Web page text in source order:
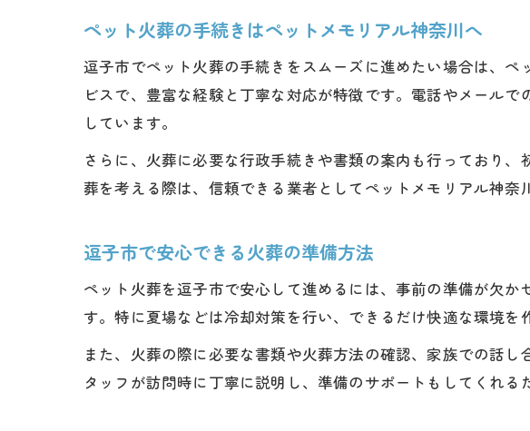
亡くなった
逗子市のペ
火葬までの準備
火葬までの
逗子市でス
正しいペット火
逗子市で後
ペット火葬
流れを把握
ペット火葬の手続きはペットメモリアル神奈川へ
逗子市でペット火葬の手続きをスムーズに進めたい場合は、
ビスで、豊富な経験と丁寧な対応が特徴です。電話やメール
しています。
さらに、火葬に必要な行政手続きや書類の案内も行っており
葬を考える際は、信頼できる業者としてペットメモリアル神奈
逗子市で安心できる火葬の準備方法
ペット火葬を逗子市で安心して進めるには、事前の準備が欠
す。特に夏場などは冷却対策を行い、できるだけ快適な環境を
また、火葬の際に必要な書類や火葬方法の確認、家族での話
タッフが訪問時に丁寧に説明し、準備のサポートもしてくれる